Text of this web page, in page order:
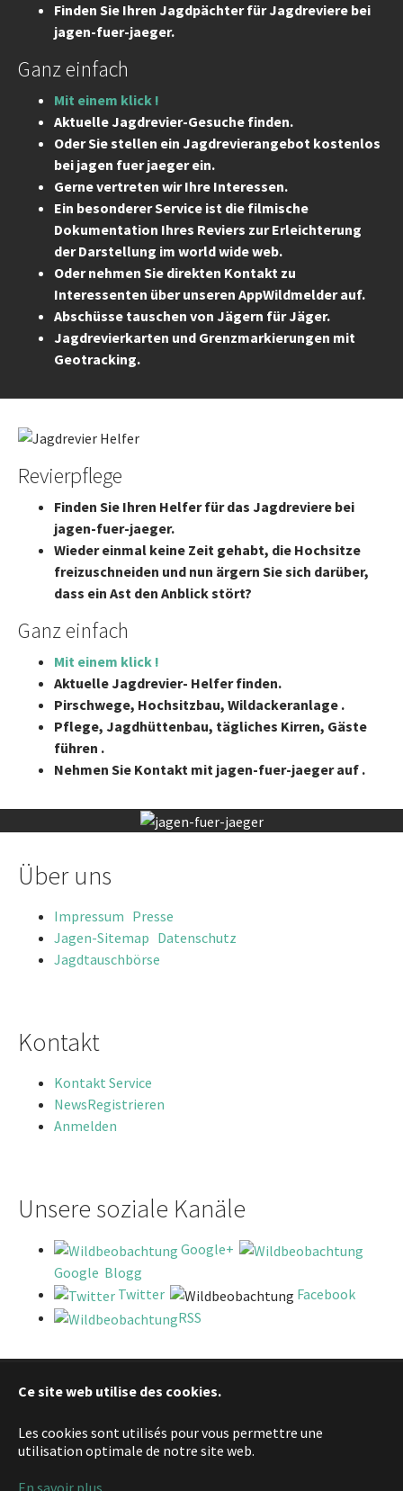
Ce site web utilise des cookies.
Les cookies sont utilisés pour vous permettre une
utilisation optimale de notre site web.
En savoir plus
Finden Sie Ihren Jagdpächter für Jagdreviere bei
jagen-fuer-jaeger.
Ganz einfach
Mit einem klick !
Aktuelle Jagdrevier-Gesuche finden.
Oder Sie stellen ein Jagdrevierangebot kostenlos
bei jagen fuer jaeger ein.
Gerne vertreten wir Ihre Interessen.
Ein besonderer Service ist die filmische
Dokumentation Ihres Reviers zur Erleichterung
der Darstellung im world wide web.
Oder nehmen Sie direkten Kontakt zu
Interessenten über unseren AppWildmelder auf.
Abschüsse tauschen von Jägern für Jäger.
Jagdrevierkarten und Grenzmarkierungen mit
Geotracking.
Revierpflege
Finden Sie Ihren Helfer für das Jagdreviere bei
jagen-fuer-jaeger.
Wieder einmal keine Zeit gehabt, die Hochsitze
freizuschneiden und nun ärgern Sie sich darüber,
dass ein Ast den Anblick stört?
Ganz einfach
Mit einem klick !
Aktuelle Jagdrevier- Helfer finden.
Pirschwege, Hochsitzbau, Wildackeranlage .
Pflege, Jagdhüttenbau, tägliches Kirren, Gäste
führen .
Nehmen Sie Kontakt mit jagen-fuer-jaeger auf .
Über uns
Impressum Presse
Jagen-Sitemap Datenschutz
Jagdtauschbörse
Kontakt
Kontakt Service
NewsRegistrieren
Anmelden
Unsere soziale Kanäle
Google+
Google Blogg
Twitter
Facebook
RSS
English
Francais